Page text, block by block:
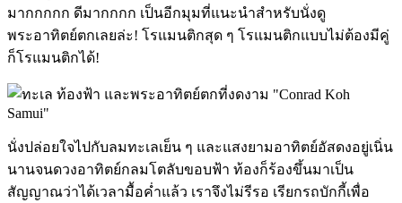
มากกกกก ดีมากกกก เป็นอีกมุมที่แนะนำสำหรับนั่งดู
พระอาทิตย์ตกเลยล่ะ! โรแมนติกสุด ๆ โรแมนติกแบบไม่ต้องมีคู่
ก็โรแมนติกได้!
นั่งปล่อยใจไปกับลมทะเลเย็น ๆ และแสงยามอาทิตย์อัสดงอยู่เนิ่น
นานจนดวงอาทิตย์กลมโตลับขอบฟ้า ท้องก็ร้องขึ้นมาเป็น
สัญญาณว่าได้เวลามื้อค่ำแล้ว เราจึงไม่รีรอ เรียกรถบักกี้เพื่อ